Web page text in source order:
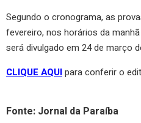
Segundo o cronograma, as
fevereiro, nos horários da
será divulgado em 24 de março
CLIQUE AQUIpara conferir o
Fonte: Jornal da Paraíba